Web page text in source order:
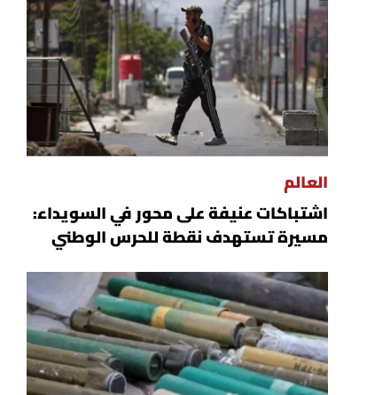
العالم
اشتباكات عنيفة على محور في السويداء:
مسيرة تستهدف نقطة للحرس الوطني